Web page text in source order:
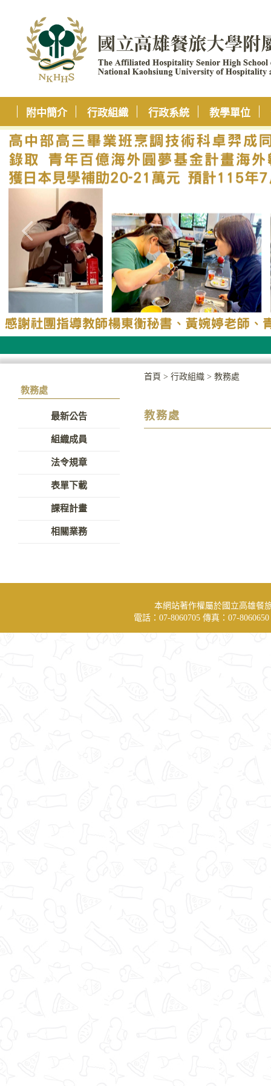
附中簡介 行政組織 行政系統 教學單位
教務處
最新公告
組織成員
法令規章
表單下載
課程計畫
相關業務
首頁 > 行政組織 > 教務處
教務處
本網站著作權屬於國立高雄餐
電話：07-8060705 傳真：07-